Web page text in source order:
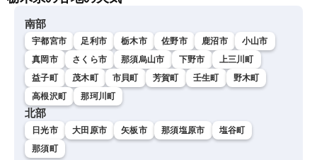
南部
宇都宮市 足利市 栃木市 佐野市 鹿沼市
小山市
真岡市
さくら市 那須烏山市 下野市
上三川町
益子町
茂木町 市貝町 芳賀町 壬生町
野木町
高根沢町
那珂川町
北部
日光市 大田原市 矢板市 那須塩原市
塩谷町
那須町